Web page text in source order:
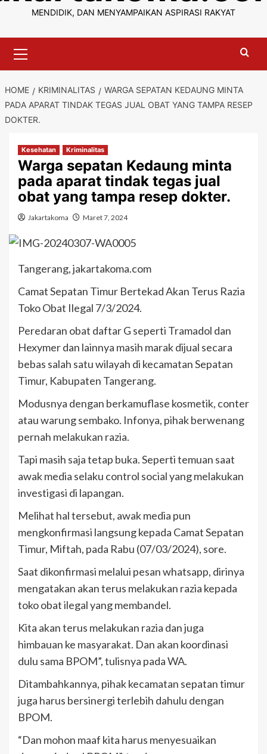
MENDIDIK, DAN MENYAMPAIKAN ASPIRASI RAKYAT
Menu
HOME KRIMINALITAS
WARGA SEPATAN KEDAUNG MINTA
PADA APARAT TINDAK TEGAS JUAL OBAT YANG TAMPA RESEP
DOKTER.
Kesehatan Kriminalitas
Warga sepatan Kedaung minta
pada aparat tindak tegas jual
obat yang tampa resep dokter.
Jakartakoma Maret 7, 2024
Tangerang, jakartakoma.com
Camat Sepatan Timur Bertekad Akan Terus Razia
Toko Obat Ilegal 7/3/2024.
Peredaran obat daftar G seperti Tramadol dan
Hexymer dan lainnya masih marak dijual secara
bebas salah satu wilayah di kecamatan Sepatan
Timur, Kabupaten Tangerang.
Modusnya dengan berkamuflase kosmetik, conter
atau warung sembako. Infonya, pihak berwenang
pernah melakukan razia.
Tapi masih saja tetap buka. Seperti temuan saat
awak media selaku control social yang melakukan
investigasi di lapangan.
Melihat hal tersebut, awak media pun
mengkonfirmasi langsung kepada Camat Sepatan
Timur, Miftah, pada Rabu (07/03/2024), sore.
Saat dikonfirmasi melalui pesan whatsapp, dirinya
mengatakan akan terus melakukan razia kepada
toko obat ilegal yang membandel.
Kita akan terus melakukan razia dan juga
himbauan ke masyarakat. Dan akan koordinasi
dulu sama BPOM”, tulisnya pada WA.
Ditambahkannya, pihak kecamatan sepatan timur
juga harus bersinergi terlebih dahulu dengan
BPOM.
“Dan mohon maaf kita harus menyesuaikan